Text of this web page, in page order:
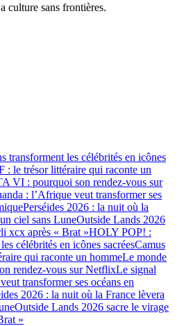
culture sans frontières.
transforment les célébrités en icônes
: le trésor littéraire qui raconte un
VI : pourquoi son rendez-vous sur
: l’Afrique veut transformer ses
Perséides 2026 : la nuit où la
ciel sans LuneOutside Lands 2026
xcx après « Brat »HOLY POP! :
célébrités en icônes sacréesCamus
qui raconte un hommeLe monde
rendez-vous sur NetflixLe signal
transformer ses océans en
2026 : la nuit où la France lèvera
Outside Lands 2026 sacre le virage
»